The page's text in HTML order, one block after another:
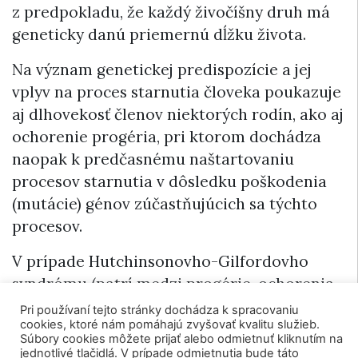
z predpokladu, že každý živočíšny druh má
geneticky danú priemernú dĺžku života.
Na význam genetickej predispozície a jej
vplyv na proces starnutia človeka poukazuje
aj dlhovekosť členov niektorých rodín, ako aj
ochorenie progéria, pri ktorom dochádza
naopak k predčasnému naštartovaniu
procesov starnutia v dôsledku poškodenia
(mutácie) génov zúčastňujúcich sa týchto
procesov.
V prípade Hutchinsonovho-Gilfordovho
syndrómu (patrí medzi progérie, ochorenia
spôsobujúce predčasné starnutie) dochádza
k mutácii génu LMNAkódujúceho bielkovinu
lamín A. V prípade Wernerovho syndrómu,
Pri používaní tejto stránky dochádza k spracovaniu
cookies, ktoré nám pomáhajú zvyšovať kvalitu služieb.
Súbory cookies môžete prijať alebo odmietnuť kliknutím na
jednotlivé tlačidlá. V prípade odmietnutia bude táto